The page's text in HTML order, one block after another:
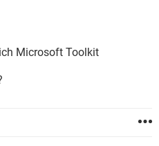
TIKTOK
Microsoft Toolkit